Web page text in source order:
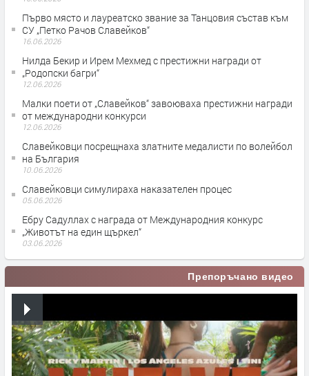
Първо място и лауреатско звание за Танцовия състав към
СУ „Петко Рачов Славейков“
16.06.2026
Нилда Бекир и Ирем Мехмед с престижни награди от
„Родопски багри“
12.06.2026
Малки поети от „Славейков“ завоюваха престижни награди
от международни конкурси
12.06.2026
Славейковци посрещнаха златните медалисти по волейбол
на България
10.06.2026
Славейковци симулираха наказателен процес
05.06.2026
Ебру Садуллах с награда от Международния конкурс
„Животът на един щъркел“
03.06.2026
Препоръчано видео